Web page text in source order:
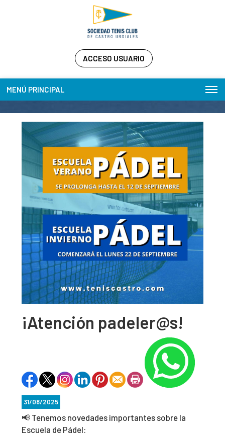
ACCESO USUARIO
MENÚ PRINCIPAL
¡Atención padeler@s!
31/08/2025
📢 Tenemos novedades importantes sobre la
Escuela de Pádel: